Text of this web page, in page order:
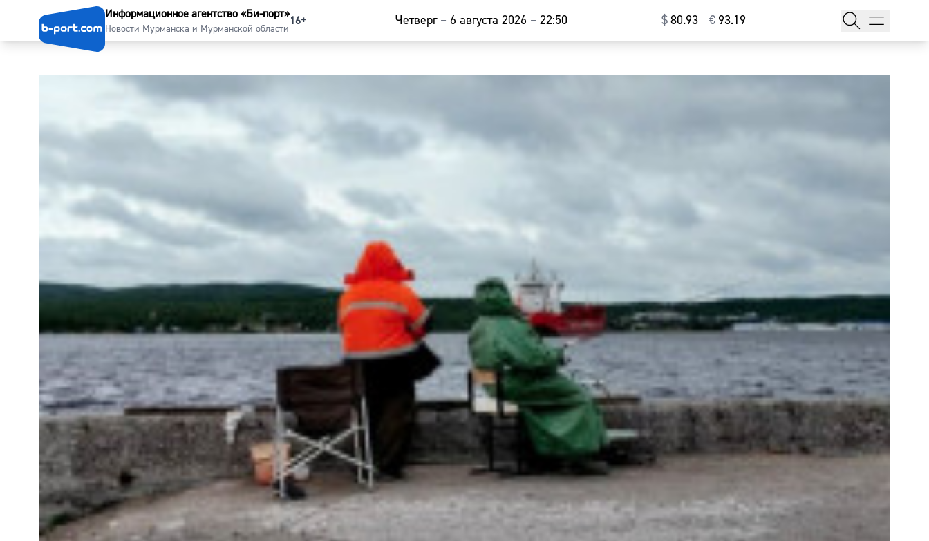
Информационное агентство «Би-порт»
Новости Мурманска и Мурманской области
16+ Четверг – 6 августа 2026 – 22:50 $⁠80.93 € ⁠93.19
Наши гости
Погода
Курсы валют